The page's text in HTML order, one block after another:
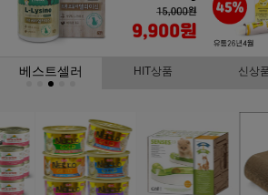
베스트셀러 HIT상품 신상